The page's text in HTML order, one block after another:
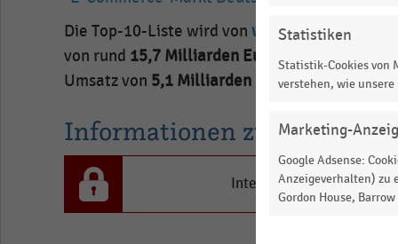
Die Top-10-Liste wird von www.amazon.de
von rund 15,7 Milliarden Euro
angeführt,
Umsatz von 5,1 Milliarden Euro.
Informationen zur Statistik
Interesse an den
Statistiken
Statistik-Cookies von
verstehen, wie
Marketing-
Google Adsense:
Anzeigeverhalten) zu
Gordon House,